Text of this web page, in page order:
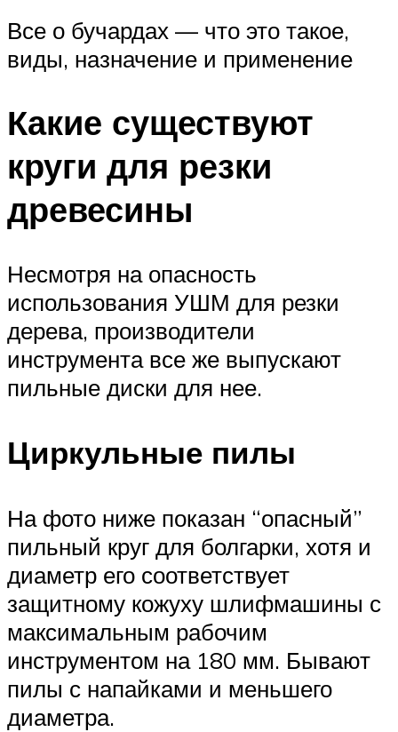
Все о бучардах — что это такое,
виды, назначение и применение
Какие существуют
круги для резки
древесины
Несмотря на опасность
использования УШМ для резки
дерева, производители
инструмента все же выпускают
пильные диски для нее.
Циркульные пилы
На фото ниже показан “опасный”
пильный круг для болгарки, хотя и
диаметр его соответствует
защитному кожуху шлифмашины с
максимальным рабочим
инструментом на 180 мм. Бывают
пилы с напайками и меньшего
диаметра.